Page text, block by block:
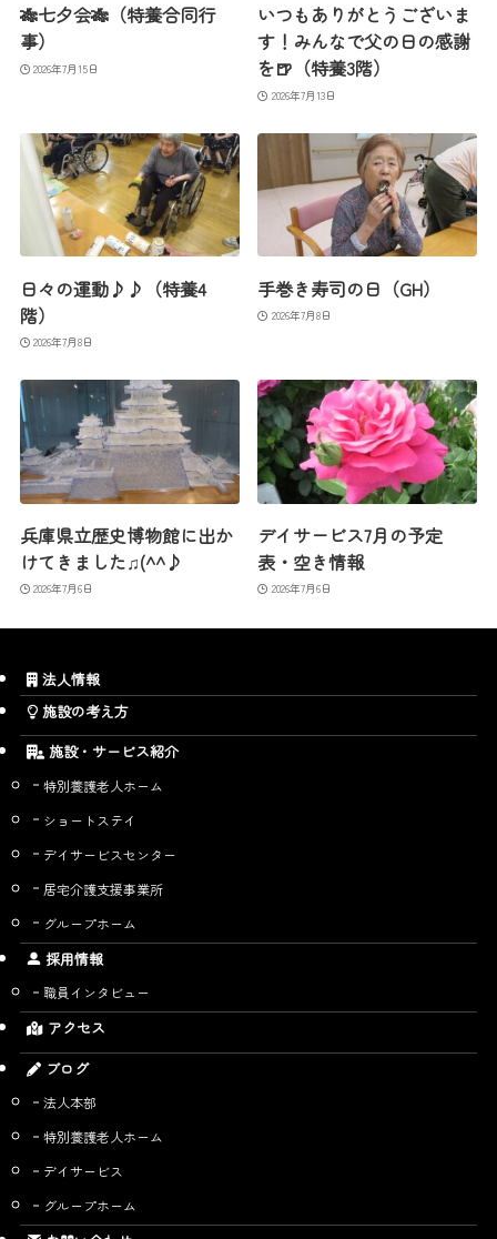
🎋七夕会🎋（特養合同行
事）
2026年7月15日
いつもありがとうございま
す！みんなで父の日の感謝
を🍺（特養3階）
2026年7月13日
日々の運動♪♪（特養4
階）
2026年7月8日
手巻き寿司の日（GH）
2026年7月8日
兵庫県立歴史博物館に出か
けてきました♫(^^♪
2026年7月6日
デイサービス7月の予定
表・空き情報
2026年7月6日
法人情報
施設の考え方
施設・サービス紹介
特別養護老人ホーム
ショートステイ
デイサービスセンター
居宅介護支援事業所
グループホーム
採用情報
職員インタビュー
アクセス
ブログ
法人本部
特別養護老人ホーム
デイサービス
グループホーム